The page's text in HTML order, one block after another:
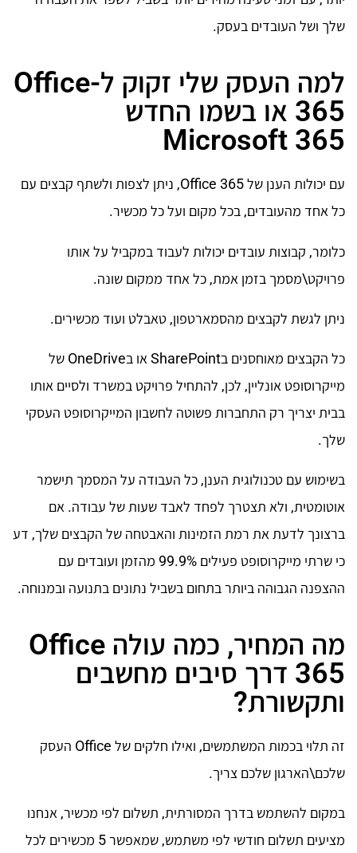
שלך ושל העובדים בעסק.
למה העסק שלי זקוק ל-Office
365 או בשמו החדש
Microsoft 365
עם יכולות הענן של Office 365, ניתן לצפות ולשתף קבצים עם
כל אחד מהעובדים, בכל מקום ועל כל מכשיר.
כלומר, קבוצות עובדים יכולות לעבוד במקביל על אותו
פרויקט\מסמך בזמן אמת, כל אחד ממקום שונה.
ניתן לגשת לקבצים מהסמארטפון, טאבלט ועוד מכשירים.
כל הקבצים מאוחסנים בSharePoint או בOneDrive של
מייקרוסופט אונליין, לכן, להתחיל פרויקט במשרד ולסיים אותו
בבית יצריך רק התחברות פשוטה לחשבון המייקרוסופט העסקי
שלך.
בשימוש עם טכנולוגית הענן, כל העבודה על המסמך תישמר
אוטומטית, ולא תצטרך לפחד לאבד שעות של עבודה. אם
ברצונך לדעת את רמת הזמינות והאבטחה של הקבצים שלך, דע
כי שרתי מייקרוסופט פעילים 99.9% מהזמן ועובדים עם
ההצפנה הגבוהה ביותר בתחום בשביל נתונים בתנועה ובמנוחה.
מה המחיר, כמה עולה Office
365 דרך סיבים מחשבים
ותקשורת?
זה תלוי בכמות המשתמשים, ואילו חלקים של Office העסק
שלכם\הארגון שלכם צריך.
במקום להשתמש בדרך המסורתית, תשלום לפי מכשיר, אנחנו
מציעים תשלום חודשי לפי משתמש, שמאפשר 5 מכשירים לכל